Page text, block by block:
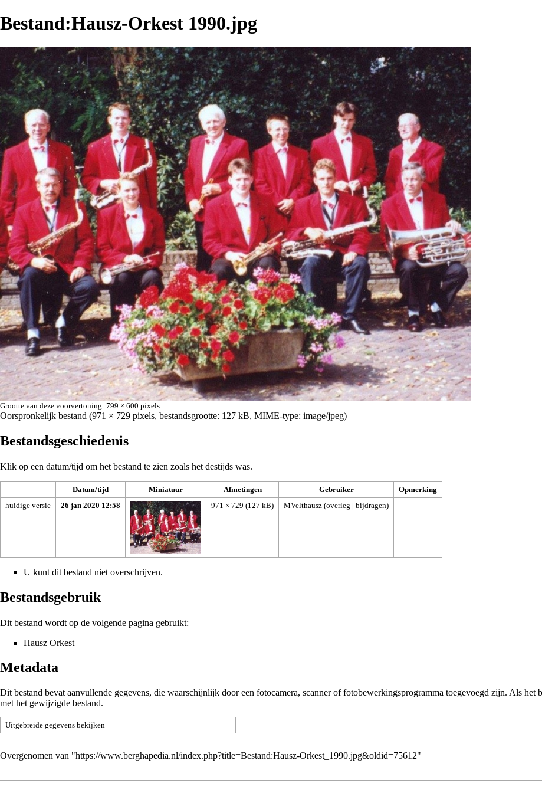
Bestand:Hausz-Orkest 1990.jpg
Grootte van deze voorvertoning: 799 × 600 pixels
Oorspronkelijk bestand (971 × 729 pixels, bestandsgrootte: 127 kB, MIME-type: image/jpeg)
Bestandsgeschiedenis
Klik op een datum/tijd om het bestand te zien zoals het destijds was.
Datum/tijd Miniatuur Afmetingen Gebruiker
Opmerking
huidige versie
26 jan 2020 12:58 971 × 729 (127 kB) MVelthausz (overleg | bijdragen)
U kunt dit bestand niet overschrijven.
Bestandsgebruik
Dit bestand wordt op de volgende pagina gebruikt:
Hausz Orkest
Metadata
Dit bestand bevat aanvullende gegevens, die waarschijnlijk door een fotocamera, scanner of fotobewerkingsprogramma toegevoegd zijn. Als het
met het gewijzigde bestand.
Uitgebreide gegevens bekijken
Overgenomen van "https://www.berghapedia.nl/index.php?title=Bestand:Hausz-Orkest_1990.jpg&oldid=75612"